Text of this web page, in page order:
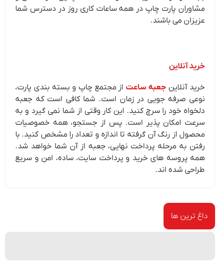
مشاوران پارت چاپ در همه ساعات کاری روز در دسترس شما
عزیزان می باشند.
خرید آنلاین
خرید آنلاین جعبه ساعتاز مجتمع چاپ و بسته بندی پارت،
نوعی صرفه جویی در زمان است. شما کافی است که جعبه
دلخواه خود را سرچ کنید. این کار وقتی از شما نمی گیرد و به
سرعت امکان پذیر است. پس از جستجو، همه خصوصیات
محصول از رنگ آن گرفته تا اندازه و تعداد را مشخص کنید. با
رفتن به مرحله پرداخت نهایی، جعبه از آن شما خواهد شد.
همه پروسه های خرید و پرداخت سایت، ساده، امن و سریع
طراحی شده اند.
داغ ترین ها